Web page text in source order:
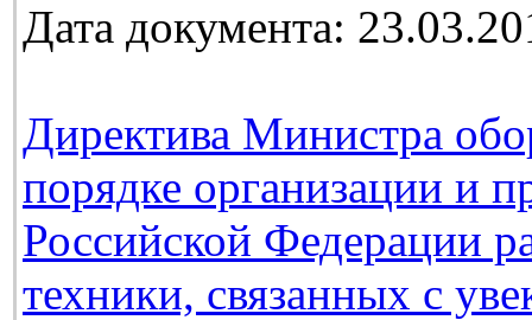
Дата документа:
Директива Министра
порядке организации и
Российской Федерации
техники, связанных с